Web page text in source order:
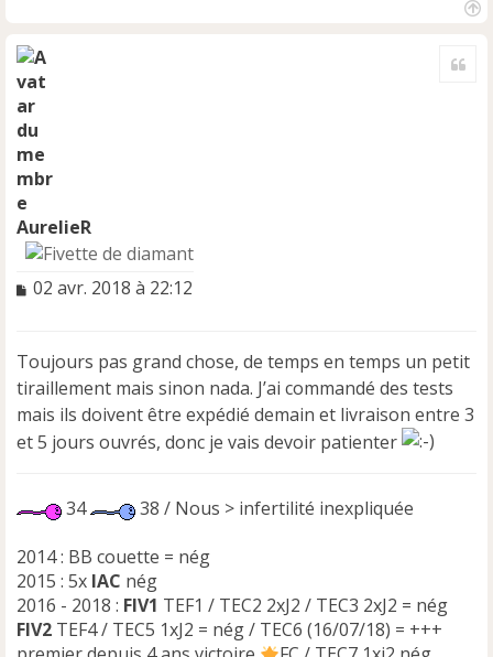
AurelieR
M
a
g
e
n
o
u
02 avr. 2018 à 22:12
Toujours pas grand chose, de temps en temps un petit
tiraillement mais sinon nada. J’ai commandé des tests
mais ils doivent être expédié demain et livraison entre 3
et 5 jours ouvrés, donc je vais devoir patienter
34
38 / Nous > infertilité inexpliquée
2014 : BB couette = nég
2015 : 5x IAC nég
2016 - 2018 : FIV1 TEF1 / TEC2 2xJ2 / TEC3 2xJ2 = nég
FIV2 TEF4 / TEC5 1xJ2 = nég / TEC6 (16/07/18) = +++